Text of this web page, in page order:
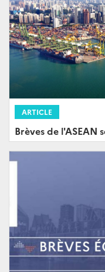
ARTICLE
Brèves de l'ASEAN